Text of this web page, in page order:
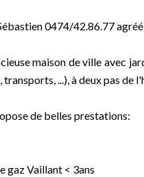
0474/42.86.77
maison de ville avec
transports, ...), à deux pas
de belles prestations:
gaz Vaillant < 3ans